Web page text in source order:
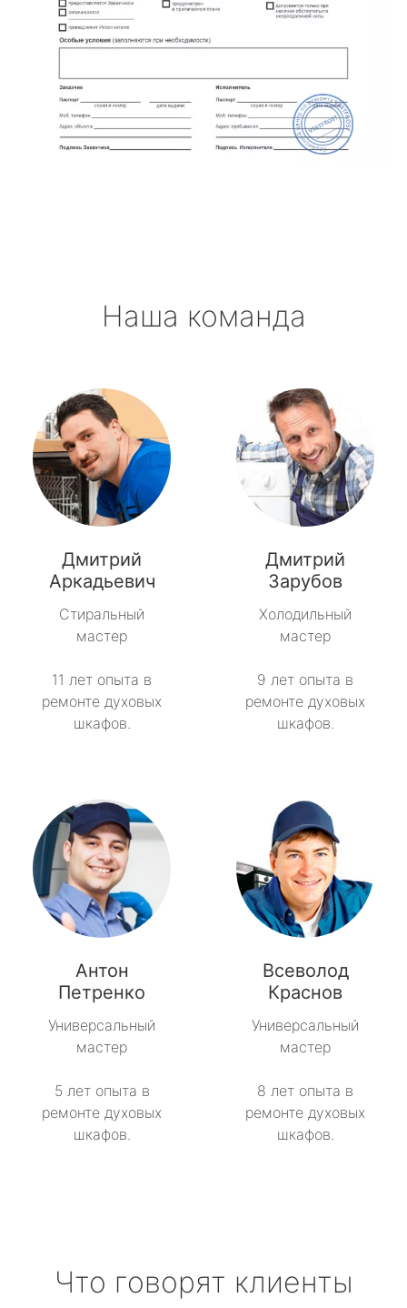
Наша команда
Дмитрий
Аркадьевич
Стиральный
мастер
11 лет опыта в
ремонте духовых
шкафов.
Дмитрий
Зарубов
Холодильный
мастер
9 лет опыта в
ремонте духовых
шкафов.
Антон
Петренко
Универсальный
мастер
5 лет опыта в
ремонте духовых
шкафов.
Всеволод
Краснов
Универсальный
мастер
8 лет опыта в
ремонте духовых
шкафов.
Что говорят клиенты